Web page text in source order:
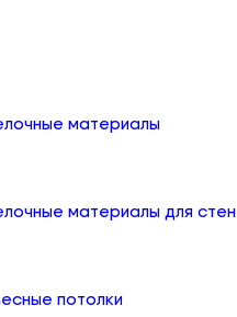
материалы
материалы для стен
потолки